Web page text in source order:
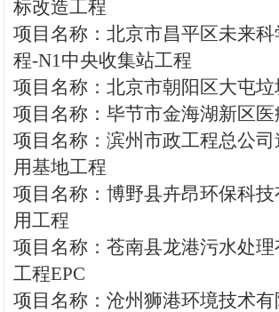
标改造工程
项目名称：北京市昌平区未来
程-N1中央收集站工程
项目名称：北京市朝阳区大屯
项目名称：毕节市金海湖新区
项目名称：滨州市政工程总公
用基地工程
项目名称：博野县卉昂环保科
用工程
项目名称：苍南县龙港污水处
工程EPC
项目名称：沧州狮港环境技术